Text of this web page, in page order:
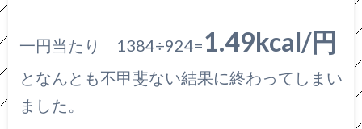
一円当たり 1384÷924=1.49kcal/円
となんとも不甲斐ない結果に終わってしまい
ました。